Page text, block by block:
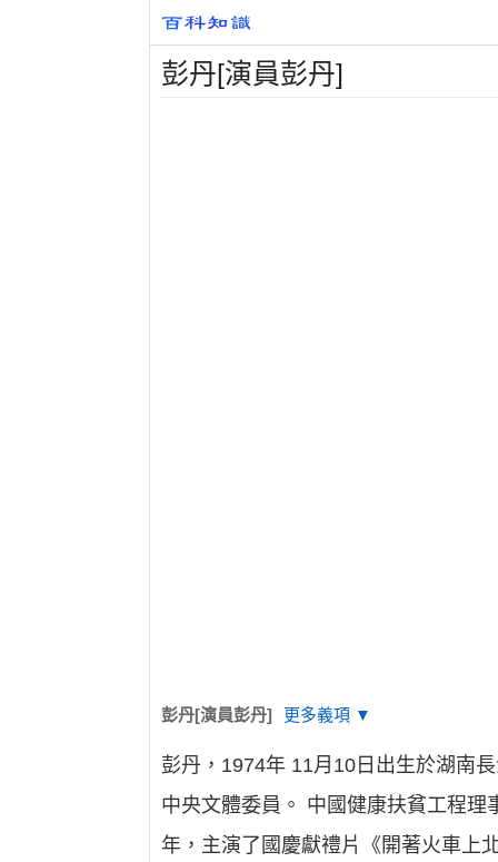
彭丹[演員彭丹]
彭丹[演員彭丹] 更多義項 ▼
彭丹，1974年 11月10日出生於湖南
中央文體委員。 中國健康扶貧工程
年，主演了國慶獻禮片《開著火車上